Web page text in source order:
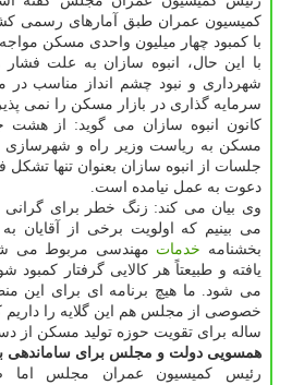
كمیسیون عمران طبق آمارهای رسمی
با كمبود چهار میلیون واحدی مسكن
با این حال، انبوه سازان به علت فشار
شهرداری و نبود چشم انداز مناسب در
سرمایه گذاری در بازار مسكن را نمی
كانون انبوه سازان می گوید: از
مسكن به ریاست وزیر راه و شهرسازی
جلسات از انبوه سازان بعنوان تنها
دعوت به عمل نیامده است.
وی بیان می كند: زنگ خطر برای گرانی
می بینیم كه اولویت برخی از
بخشنامه خدمات مهندسی مربوط می
یافته و طبیعتاً هر كالایی گرفتار
می شود. ما هیچ برنامه ای برای این
خصوصی از مجلس هم این گلایه را
ساله برای تقویت حوزه تولید مسكن از
همسویی دولت و مجلس برای ساماندهی
رئیس كمیسیون عمران مجلس اما